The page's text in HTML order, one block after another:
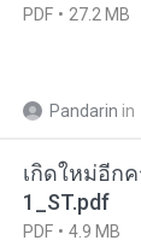
PDF 27.2 MB
Pandarin in
เกิดใหม่อีก
1_ST.pdf
PDF 4.9 MB